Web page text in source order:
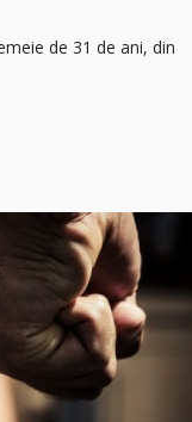
de 31 de ani, din